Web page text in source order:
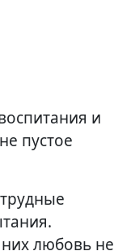
пустое
любовь не